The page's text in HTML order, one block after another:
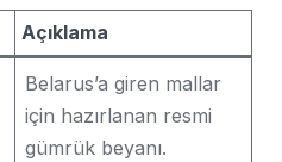
Açıklama
Belarus’a giren mallar
için hazırlanan resmi
gümrük beyanı.